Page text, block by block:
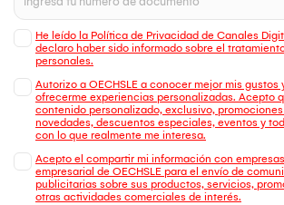
He leído la Política de Privacidad de Canales
declaro haber sido informado sobre el
personales.
Autorizo a OECHSLE a conocer mejor mis
ofrecerme experiencias personalizadas. Acepto
contenido personalizado, exclusivo,
novedades, descuentos especiales, eventos y
con lo que realmente me interesa.
Acepto el compartir mi información con
empresarial de OECHSLE para el envío de
publicitarias sobre sus productos, servicios,
otras actividades comerciales de interés.